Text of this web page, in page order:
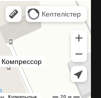
техники в Караганде